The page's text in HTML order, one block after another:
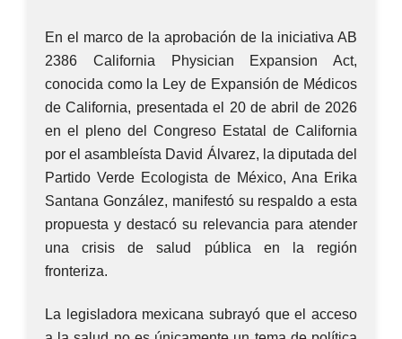
En el marco de la aprobación de la iniciativa AB
2386 California Physician Expansion Act,
conocida como la Ley de Expansión de Médicos
de California, presentada el 20 de abril de 2026
en el pleno del Congreso Estatal de California
por el asambleísta David Álvarez, la diputada del
Partido Verde Ecologista de México, Ana Erika
Santana González, manifestó su respaldo a esta
propuesta y destacó su relevancia para atender
una crisis de salud pública en la región
fronteriza.
La legisladora mexicana subrayó que el acceso